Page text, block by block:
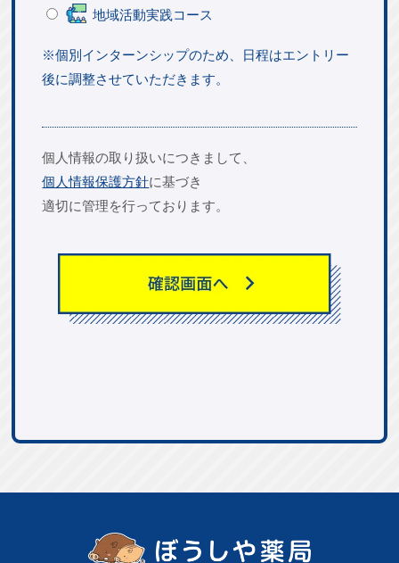
地域活動実践コース
※個別インターンシップのため、日程はエントリー
後に調整させていただきます。
個人情報の取り扱いにつきまして、
個人情報保護方針に基づき
適切に管理を行っております。